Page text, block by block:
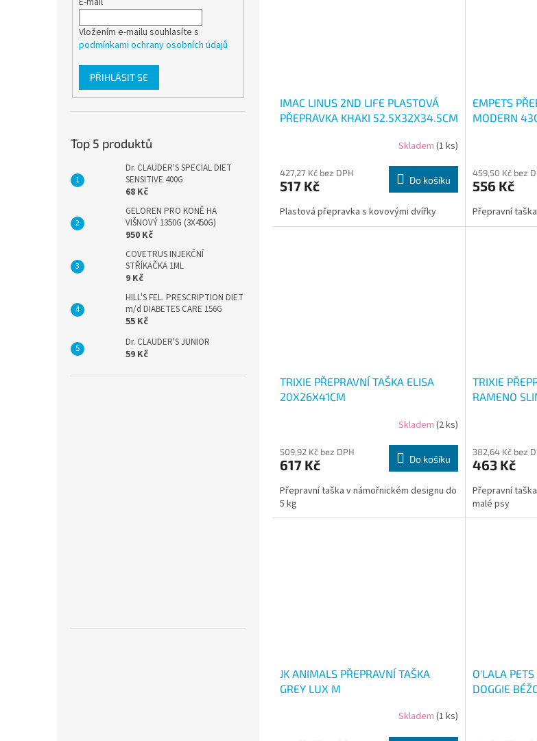
Vložením e-mailu souhlasíte s
podmínkami ochrany osobních údajů
PŘIHLÁSIT SE
Top 5 produktů
Dr. CLAUDER'S SPECIAL DIET
SENSITIVE 400G
68 Kč
GELOREN PRO KONĚ HA
VIŠNOVÝ 1350G (3X450G)
950 Kč
COVETRUS INJEKČNÍ
STŘÍKAČKA 1ML
9 Kč
HILL'S FEL. PRESCRIPTION DIET
m/d DIABETES CARE 156G
55 Kč
Dr. CLAUDER'S JUNIOR
59 Kč
IMAC LINUS 2ND LIFE PLASTOVÁ
PŘEPRAVKA KHAKI 52.5X32X34.5CM
Skladem (1 ks)
427,27 Kč bez DPH
517 Kč Do košíku
Plastová přepravka s kovovými dvířky
EMPETS
MODERN
459,50 Kč bez
556 Kč
Přepravní
TRIXIE PŘEPRAVNÍ TAŠKA ELISA
20X26X41CM
Skladem (2 ks)
509,92 Kč bez DPH
617 Kč Do košíku
Přepravní taška v námořnickém designu do
5 kg
TRIXIE
RAMENO
382,64 Kč bez
463 Kč
Přepravní
malé psy
JK ANIMALS PŘEPRAVNÍ TAŠKA
GREY LUX M
Skladem (1 ks)
O'LALA
DOGGIE